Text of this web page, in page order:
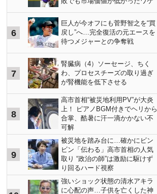
6
巨人が今オフにも菅野智之を“買
戻し”へ…完全復活の元エースを
待つメジャーとの争奪戦
7
腎臓病（4）ソーセージ、ちく
わ、プロセスチーズの取り過ぎ
が腎機能を低下させる
8
高市首相“被災地利用PV”が大炎
上！ ピアノBGM付きでヘリから
合掌、酷暑に汗一滴かかない不
可解
9
被災地を踏み台に…確かにビン
ビン「伝わる」高市首相の人気
取り “政治の師”は激励に駆けず
り回るハード視察
強いショック状態の清水アキラ
に心配の声…子供を亡くした神